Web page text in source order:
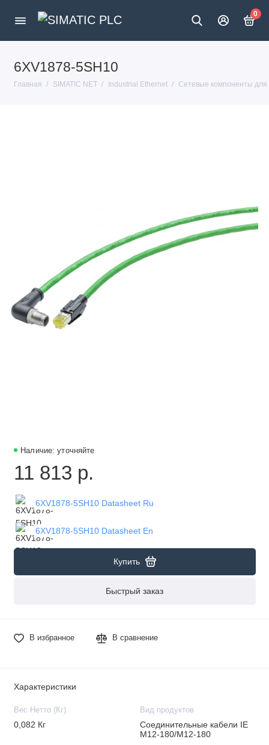
0
6XV1878-5SH10
Главная SIMATIC NET Industrial Ethernet Сетевые компоненты для
Наличие: уточняйте
11 813 р.
6XV1878-5SH10 Datasheet Ru
6XV1878-5SH10 Datasheet En
Купить
Быстрый заказ
В избранное В сравнение
Характеристики
Вес Нетто (Кг)
0,082 Кг
Вид продуктов
Соединительные кабели IE
M12-180/M12-180